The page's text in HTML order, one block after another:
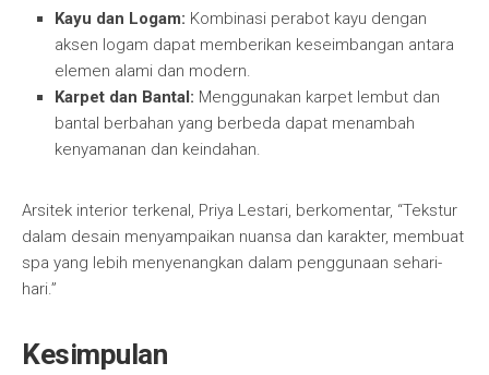
Kayu dan Logam: Kombinasi perabot kayu dengan
aksen logam dapat memberikan keseimbangan antara
elemen alami dan modern.
Karpet dan Bantal: Menggunakan karpet lembut dan
bantal berbahan yang berbeda dapat menambah
kenyamanan dan keindahan.
Arsitek interior terkenal, Priya Lestari, berkomentar, “Tekstur
dalam desain menyampaikan nuansa dan karakter, membuat
spa yang lebih menyenangkan dalam penggunaan sehari-
hari.”
Kesimpulan